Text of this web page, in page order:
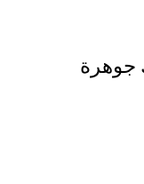
جوهرة